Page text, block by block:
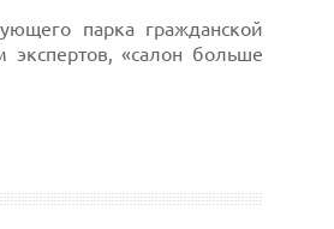
парка гражданской
экспертов, «салон больше